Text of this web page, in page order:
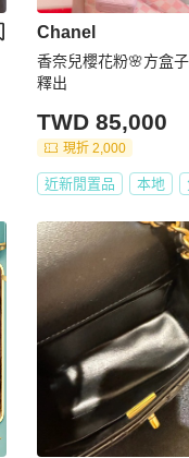
Chanel
香奈兒櫻花粉🌸方盒
釋出
TWD 85,000
現折 2,000
近新閒置品 本地